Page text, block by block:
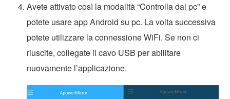
Avete attivato così la modalità “Controlla dal pc” e
potete usare app Android su pc. La volta successiva
potete utilizzare la connessione WiFi. Se non ci
riuscite, collegate il cavo USB per abilitare
nuovamente l’applicazione.